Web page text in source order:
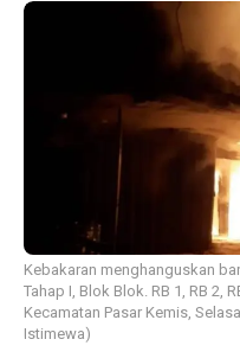
Kebakaran menghanguskan
Tahap I, Blok Blok. RB 1, RB 2,
Kecamatan Pasar Kemis,
Istimewa)